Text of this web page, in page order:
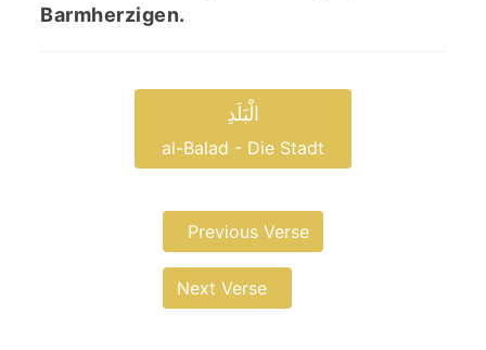
Barmherzigen.
الْبَلَدِ
al-Balad - Die Stadt
Previous Verse
Next Verse